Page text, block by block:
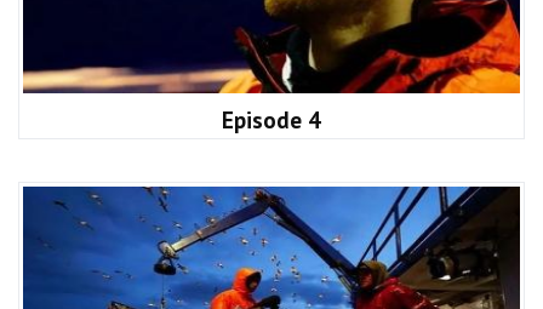
Episode 4